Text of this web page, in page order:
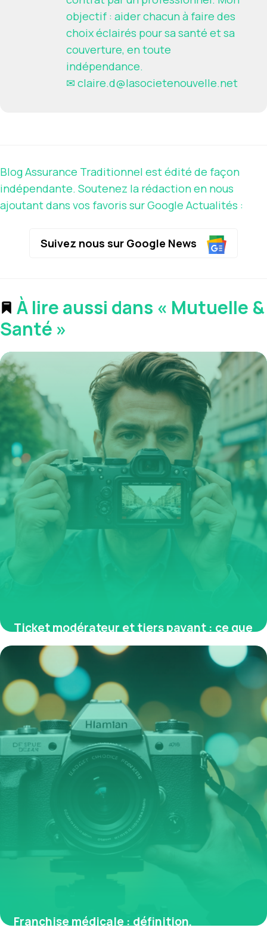
objectif : aider chacun à faire des
choix éclairés pour sa santé et sa
couverture, en toute
indépendance.
✉ claire.d@lasocietenouvelle.net
Blog Assurance Traditionnel est édité de façon
indépendante. Soutenez la rédaction en nous
ajoutant dans vos favoris sur Google Actualités :
Suivez nous sur Google News
À lire aussi dans « Mutuelle &
Santé »
Ticket modérateur et tiers payant : ce que
vous devez savoir pour optimiser vos
remboursements santé
11 mai 2026
Franchise médicale : définition,